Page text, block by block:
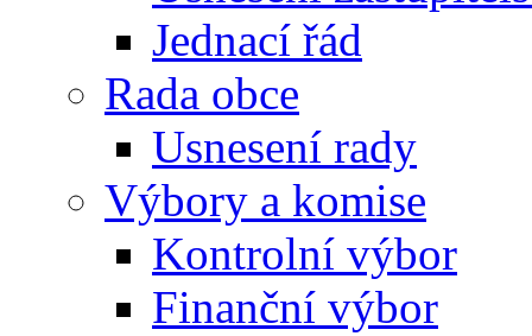
Jednací řád
Rada obce
Usnesení rady
Výbory a komise
Kontrolní výbor
Finanční výbor